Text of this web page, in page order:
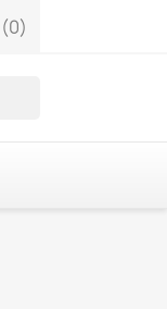
(0)